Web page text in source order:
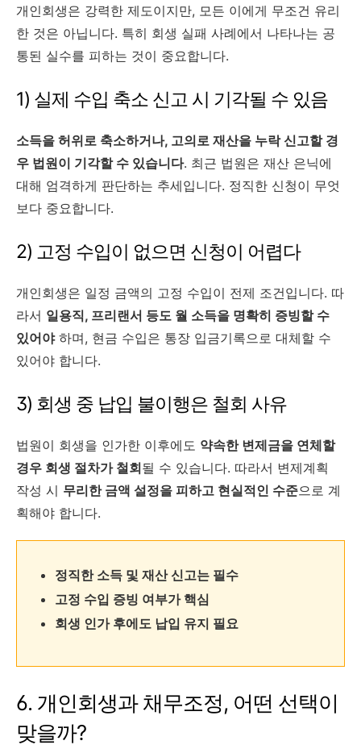
개인회생은 강력한 제도이지만, 모든 이에게 무조건 유리
한 것은 아닙니다. 특히 회생 실패 사례에서 나타나는 공
통된 실수를 피하는 것이 중요합니다.
1) 실제 수입 축소 신고 시 기각될 수 있음
소득을 허위로 축소하거나, 고의로 재산을 누락 신고할 경
우 법원이 기각할 수 있습니다. 최근 법원은 재산 은닉에
대해 엄격하게 판단하는 추세입니다. 정직한 신청이 무엇
보다 중요합니다.
2) 고정 수입이 없으면 신청이 어렵다
개인회생은 일정 금액의 고정 수입이 전제 조건입니다. 따
라서 일용직, 프리랜서 등도 월 소득을 명확히 증빙할 수
있어야하며, 현금 수입은 통장 입금기록으로 대체할 수
있어야 합니다.
3) 회생 중 납입 불이행은 철회 사유
법원이 회생을 인가한 이후에도 약속한 변제금을 연체할
경우 회생 절차가 철회될 수 있습니다. 따라서 변제계획
작성 시 무리한 금액 설정을 피하고 현실적인 수준으로 계
획해야 합니다.
정직한 소득 및 재산 신고는 필수
고정 수입 증빙 여부가 핵심
회생 인가 후에도 납입 유지 필요
6. 개인회생과 채무조정, 어떤 선택이
맞을까?